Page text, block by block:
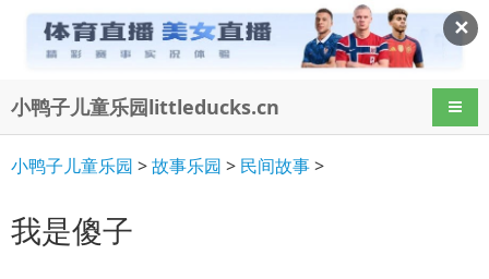
✕
小鸭子儿童乐园littleducks.cn 导航
小鸭子儿童乐园 >故事乐园 > 民间故事>
我是傻子